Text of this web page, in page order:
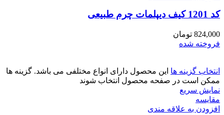
کد 1201 کیف دیپلمات چرم طبیعی
824,000 تومان
فروخته شده
انتخاب گزینه ها این محصول دارای انواع مختلفی می باشد. گزینه ها
ممکن است در صفحه محصول انتخاب شوند
نمایش سریع
مقايسه
افزودن به علاقه مندی